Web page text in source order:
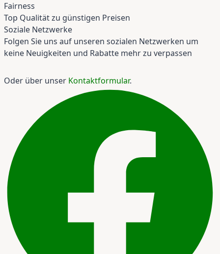
Fairness
Top Qualität zu günstigen Preisen
Soziale Netzwerke
Folgen Sie uns auf unseren sozialen Netzwerken um
keine Neuigkeiten und Rabatte mehr zu verpassen
Oder über unser Kontaktformular.